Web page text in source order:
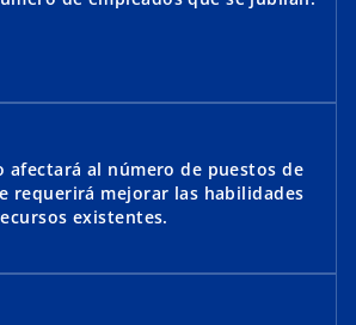
afectará al número de puestos de
requerirá mejorar las habilidades
existentes.